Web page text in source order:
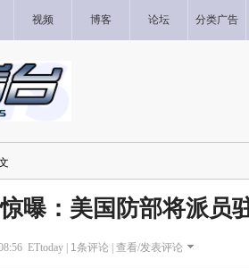
视频 博客 论坛 分类广告
惊曝：美国防部将派员
ETtoday | 1条评论 | 查看/发表评论